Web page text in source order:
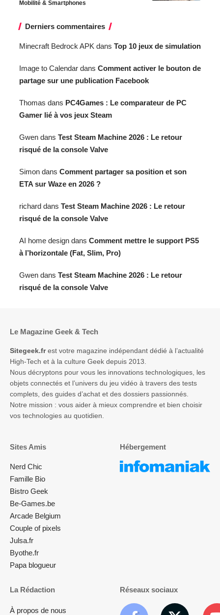
Mobilité & Smartphones
Derniers commentaires
Minecraft Bedrock APK dans Top 10 jeux de simulation
Image to Calendar dans Comment activer le bouton de
partage sur une publication Facebook
Thomas dans PC4Games : Le comparateur de PC
Gamer lié à vos jeux Steam
Gwen dans Test Steam Machine 2026 : Le retour
risqué de la console Valve
Simon dans Comment partager sa position et son
ETA sur Waze en 2026 ?
richard dans Test Steam Machine 2026 : Le retour
risqué de la console Valve
AI home design dans Comment mettre le support PS5
à l’horizontale (Fat, Slim, Pro)
Gwen dans Test Steam Machine 2026 : Le retour
risqué de la console Valve
Le Magazine Geek & Tech
Sitegeek.frest votre magazine indépendant dédié à l’actualité
High-Tech et à la culture Geek depuis 2013.
Nous décryptons pour vous les innovations technologiques, les
objets connectés et l’univers du jeu vidéo à travers des tests
complets, des guides d’achat et des dossiers passionnés.
Notre mission : vous aider à mieux comprendre et bien choisir
vos technologies au quotidien.
Sites Amis
Nerd Chic
Famille Bio
Bistro Geek
Be-Games.be
Arcade Belgium
Couple of pixels
Julsa.fr
Byothe.fr
Papa blogueur
Hébergement
La Rédaction
À propos de nous
Réseaux sociaux